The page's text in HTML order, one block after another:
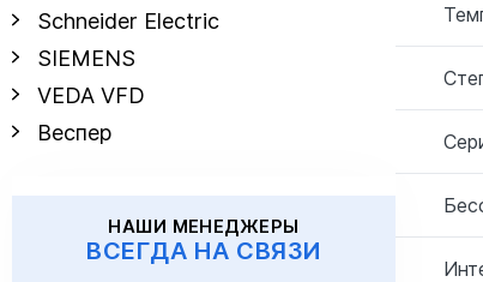
Schneider Electric
SIEMENS
VEDA VFD
Веспер
НАШИ МЕНЕДЖЕРЫ
ВСЕГДА НА СВЯЗИ